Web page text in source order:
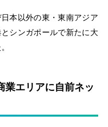
本以外の東・東南アジア
シンガポールで新たに大
業エリアに自前ネッ